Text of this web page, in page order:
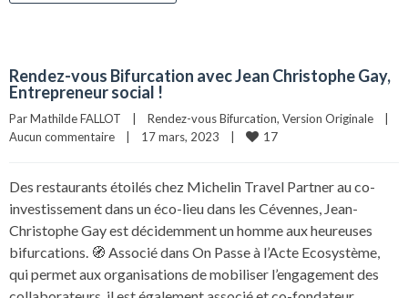
Rendez-vous Bifurcation avec Jean Christophe Gay,
Entrepreneur social !
Par Mathilde FALLOT Rendez-vous Bifurcation, Version Originale
Aucun commentaire
17 mars, 2023 17
Des restaurants étoilés chez Michelin Travel Partner au co-
investissement dans un éco-lieu dans les Cévennes, Jean-
Christophe Gay est décidemment un homme aux heureuses
bifurcations. 🧭 Associé dans On Passe à l’Acte Ecosystème,
qui permet aux organisations de mobiliser l’engagement des